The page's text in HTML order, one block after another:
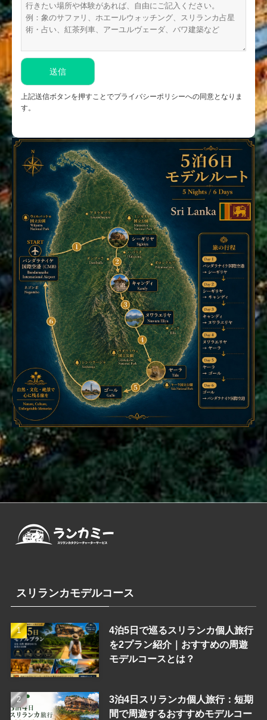
上記送信ボタンを押すことでプライバシーポリシーへの同意となりま
す。
スリランカモデルコース
4泊5日で巡るスリランカ個人旅行
を2プラン紹介｜おすすめの周遊
モデルコースとは？
3泊4日スリランカ個人旅行：短期
間で周遊するおすすめモデルコー